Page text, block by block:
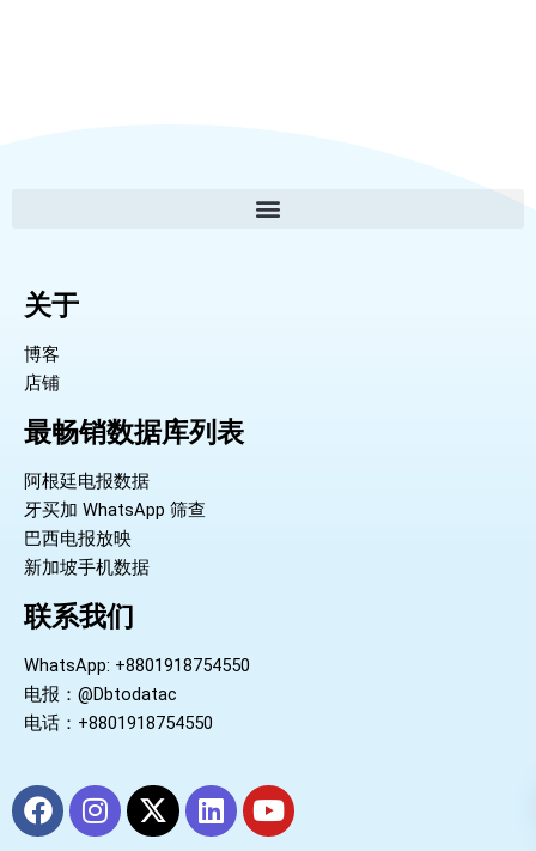
关于
博客
店铺
最畅销数据库列表
阿根廷电报数据
牙买加 WhatsApp 筛查
巴西电报放映
新加坡手机数据
联系我们
WhatsApp: +8801918754550
电报：@Dbtodatac
电话：+8801918754550
F
a
I
n
X
-
L
i
Y
o